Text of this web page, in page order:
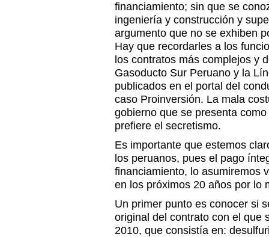
financiamiento; sin que se
ingeniería y construcción y
argumento que no se exhiben
Hay que recordarles a los
los contratos más complejos y
Gasoducto Sur Peruano y la
publicados en el portal del
caso Proinversión. La mala
gobierno que se presenta
prefiere el secretismo.
Es importante que estemos
los peruanos, pues el pago
financiamiento, lo asumiremos
en los próximos 20 años por lo
Un primer punto es conocer si
original del contrato con el que
2010, que consistía en: